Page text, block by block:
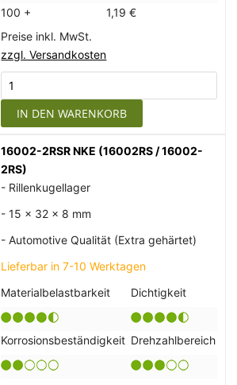
100 +
1,19 €
Preise inkl. MwSt.
zzgl. Versandkosten
IN DEN WARENKORB
16002-2RSR NKE (16002RS / 16002-
2RS)
- Rillenkugellager
- 15 x 32 x 8 mm
- Automotive Qualität (Extra gehärtet)
Lieferbar in 7-10 Werktagen
Materialbelastbarkeit
Dichtigkeit
Korrosionsbeständigkeit Drehzahlbereich